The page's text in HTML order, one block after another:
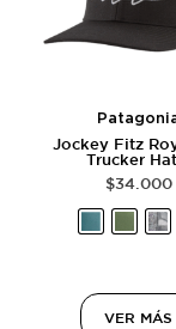
Jockey Fitz
Trucker
$34.000
VER MÁS